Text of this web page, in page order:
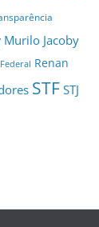
Murilo Jacoby
Renan
STF STJ